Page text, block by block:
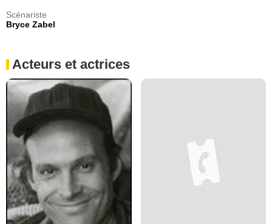
Scénariste
Bryce Zabel
Acteurs et actrices